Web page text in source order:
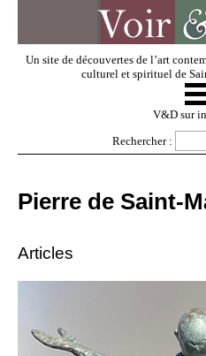
Un site de découvertes de l’art
culturel et spirituel de
V
☰
V&D sur
Rechercher :
Pierre de Saint-
Articles